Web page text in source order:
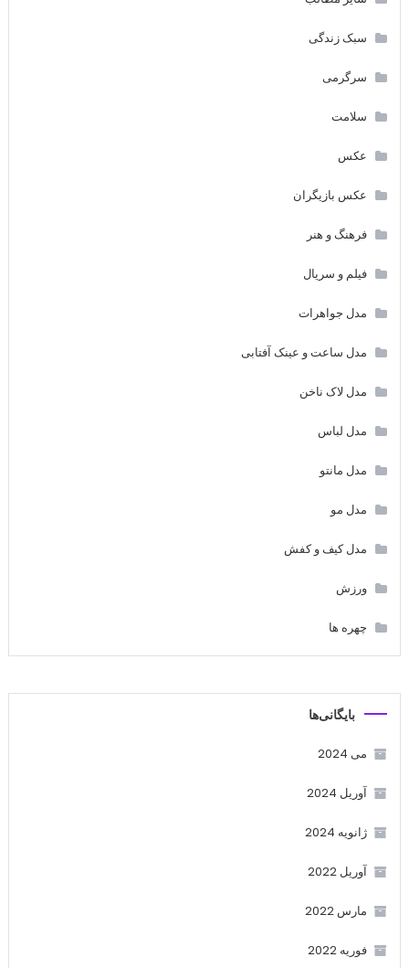
سبک زندگی
سرگرمی
سلامت
عکس
عکس بازیگران
فرهنگ و هنر
فیلم و سریال
مدل جواهرات
مدل ساعت و عینک آفتابی
مدل لاک ناخن
مدل لباس
مدل مانتو
مدل مو
مدل کیف و کفش
ورزش
چهره ها
بایگانی‌ها
می 2024
آوریل 2024
ژانویه 2024
آوریل 2022
مارس 2022
فوریه 2022